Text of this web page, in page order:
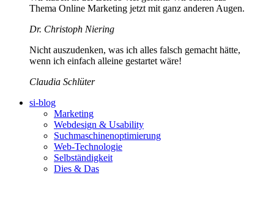
Thema Online Marketing jetzt mit ganz anderen Augen.
Dr. Christoph Niering
Nicht auszudenken, was ich alles falsch gemacht hätte,
wenn ich einfach alleine gestartet wäre!
Claudia Schlüter
si-blog
Marketing
Webdesign & Usability
Suchmaschinenoptimierung
Web-Technologie
Selbständigkeit
Dies & Das